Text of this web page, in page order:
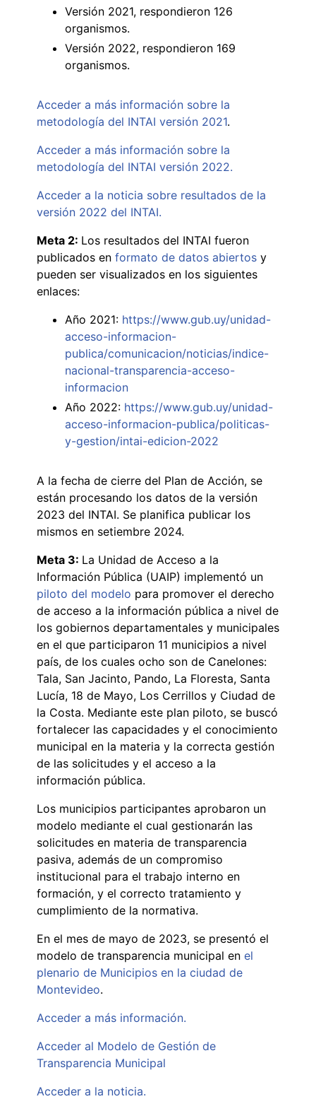
Versión 2021, respondieron 126
organismos.
Versión 2022, respondieron 169
organismos.
Acceder a más información sobre la
metodología del INTAI versión 2021.
Acceder a más información sobre la
metodología del INTAI versión 2022.
Acceder a la noticia sobre resultados de la
versión 2022 del INTAI.
Meta 2: Los resultados del INTAI fueron
publicados en formato de datos abiertos y
pueden ser visualizados en los siguientes
enlaces:
Año 2021: https://www.gub.uy/unidad-
acceso-informacion-
publica/comunicacion/noticias/indice-
nacional-transparencia-acceso-
informacion
Año 2022: https://www.gub.uy/unidad-
acceso-informacion-publica/politicas-
y-gestion/intai-edicion-2022
A la fecha de cierre del Plan de Acción, se
están procesando los datos de la versión
2023 del INTAI. Se planifica publicar los
mismos en setiembre 2024.
Meta 3: La Unidad de Acceso a la
Información Pública (UAIP) implementó un
piloto del modelo para promover el derecho
de acceso a la información pública a nivel de
los gobiernos departamentales y municipales
en el que participaron 11 municipios a nivel
país, de los cuales ocho son de Canelones:
Tala, San Jacinto, Pando, La Floresta, Santa
Lucía, 18 de Mayo, Los Cerrillos y Ciudad de
la Costa. Mediante este plan piloto, se buscó
fortalecer las capacidades y el conocimiento
municipal en la materia y la correcta gestión
de las solicitudes y el acceso a la
información pública.
Los municipios participantes aprobaron un
modelo mediante el cual gestionarán las
solicitudes en materia de transparencia
pasiva, además de un compromiso
institucional para el trabajo interno en
formación, y el correcto tratamiento y
cumplimiento de la normativa.
En el mes de mayo de 2023, se presentó el
modelo de transparencia municipal en el
plenario de Municipios en la ciudad de
Montevideo.
Acceder a más información.
Acceder al Modelo de Gestión de
Transparencia Municipal
Acceder a la noticia.